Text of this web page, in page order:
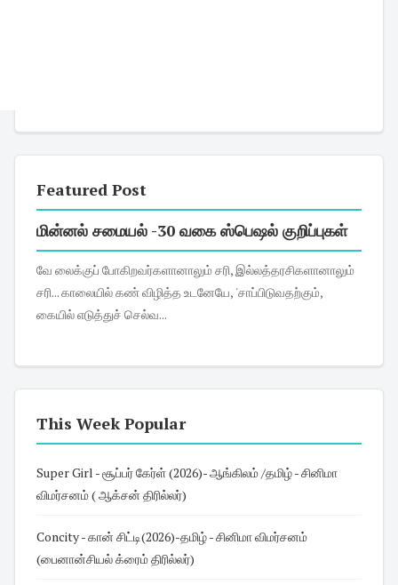
Featured Post
மின்னல் சமையல் -30 வகை ஸ்பெஷல் குறிப்புகள்
வே லைக்குப் போகிறவர்களானாலும் சரி, இல்லத்தரசிகளானாலும்
சரி... காலையில் கண் விழித்த உடனேயே, 'சாப்பிடுவதற்கும்,
கையில் எடுத்துச் செல்வ...
This Week Popular
Super Girl - சூப்பர் கேர்ள் (2026)- ஆங்கிலம் /தமிழ் - சினிமா
விமர்சனம் ( ஆக்சன் திரில்லர்)
Concity - கான் சிட்டி(2026)-தமிழ் - சினிமா விமர்சனம்
(பைனான்சியல் க்ரைம் திரில்லர்)